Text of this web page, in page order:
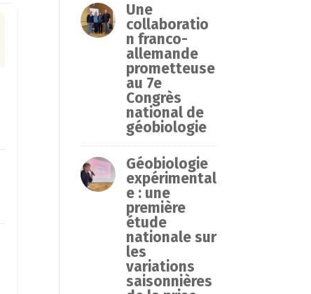
Une
collaboratio
n franco-
allemande
prometteuse
au 7e
Congrès
national de
géobiologie
Géobiologie
expérimental
e : une
première
étude
nationale sur
les
variations
saisonnières